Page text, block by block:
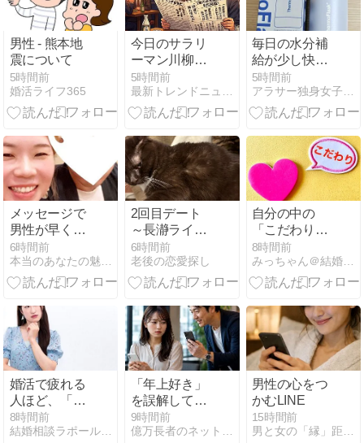
男性 - 熊本地
震について
5時間前
婚活ライフ365
今日のサラリ
ーマン川柳の
お題：「朝の
憂鬱・出社拒
否」
5時間前
毎日の水分補
給が少し快適
に。使い勝手
にこだわった
マイボトル
5時間前
メッセージで
男性が早く会
いたい！と思
う小ワザ
6時間前
2回目デート
～長瀞ライン
くだりからの
秩父神社
6時間前
老後の恋愛探し
自分の中の
「こだわり」
を見直す
8時間前
みっちゃん＠結婚相談ラポール横浜
婚活で疲れる
人ほど、「嫌
われないこ
と」を優先し
8時間前
結婚相談ラポール横浜 幸せな結婚へと導くお手伝いをいたします
「年上好き」
を誤解して撃
沈！20代女性
に痛いと思わ
9時間前
億万長者のネットビジネス成功法則・心理学・投資
男性の心をつ
かむLINE
15時間前
男と女の「縁」距離恋愛